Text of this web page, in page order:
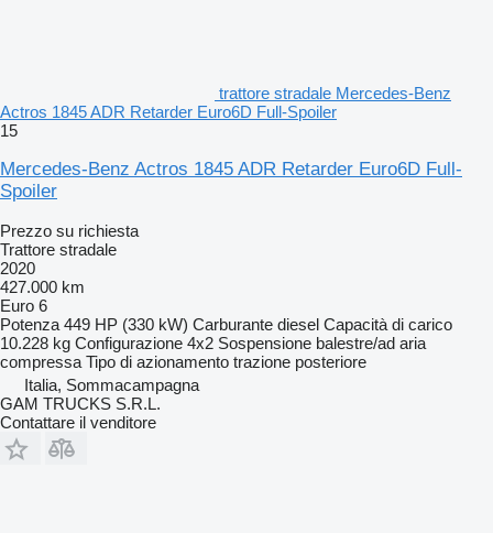
trattore stradale Mercedes-Benz
Actros 1845 ADR Retarder Euro6D Full-Spoiler
15
Mercedes-Benz Actros 1845 ADR Retarder Euro6D Full-
Spoiler
Prezzo su richiesta
Trattore stradale
2020
427.000 km
Euro 6
Potenza 449 HP (330 kW) Carburante diesel Capacità di carico
10.228 kg Configurazione 4x2 Sospensione balestre/ad aria
compressa Tipo di azionamento trazione posteriore
Italia, Sommacampagna
GAM TRUCKS S.R.L.
Contattare il venditore